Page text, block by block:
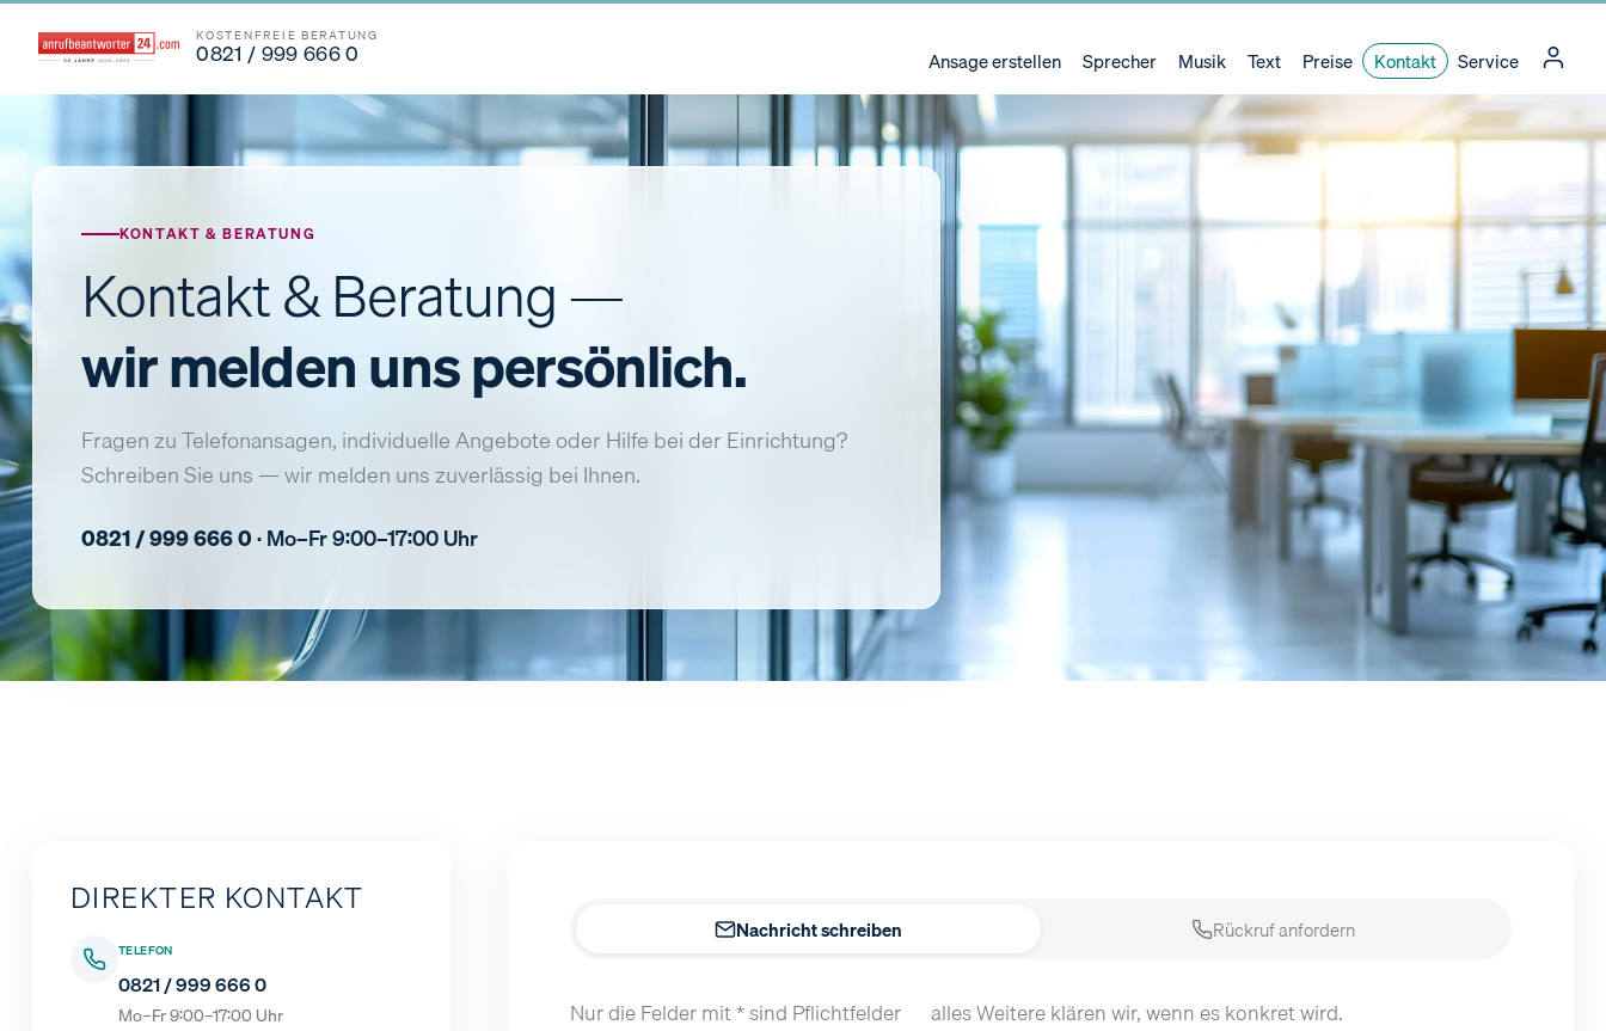
KOSTENFREIE BERATUNG
0821 / 999 666 0 Ansage erstellen Sprecher Musik Text Preise Kontakt Service
KONTAKT & BERATUNG
Kontakt & Beratung —
wir melden uns persönlich.
Fragen zu Telefonansagen, individuelle Angebote oder Hilfe bei der Einrichtung?
Schreiben Sie uns — wir melden uns zuverlässig bei Ihnen.
0821 / 999 666 0· Mo–Fr 9:00–17:00 Uhr
DIREKTER KONTAKT
TELEFON
0821 / 999 666 0
Mo–Fr 9:00–17:00 Uhr
Nachricht schreiben Rückruf anfordern
Nur die Felder mit * sind Pflichtfelder — alles Weitere klären wir, wenn es konkret wird.